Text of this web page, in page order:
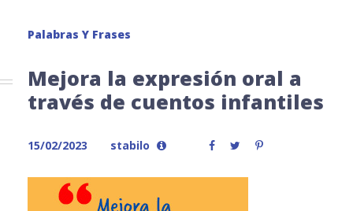
Palabras Y Frases
Mejora la expresión oral a
través de cuentos infantiles
15/02/2023 stabilo